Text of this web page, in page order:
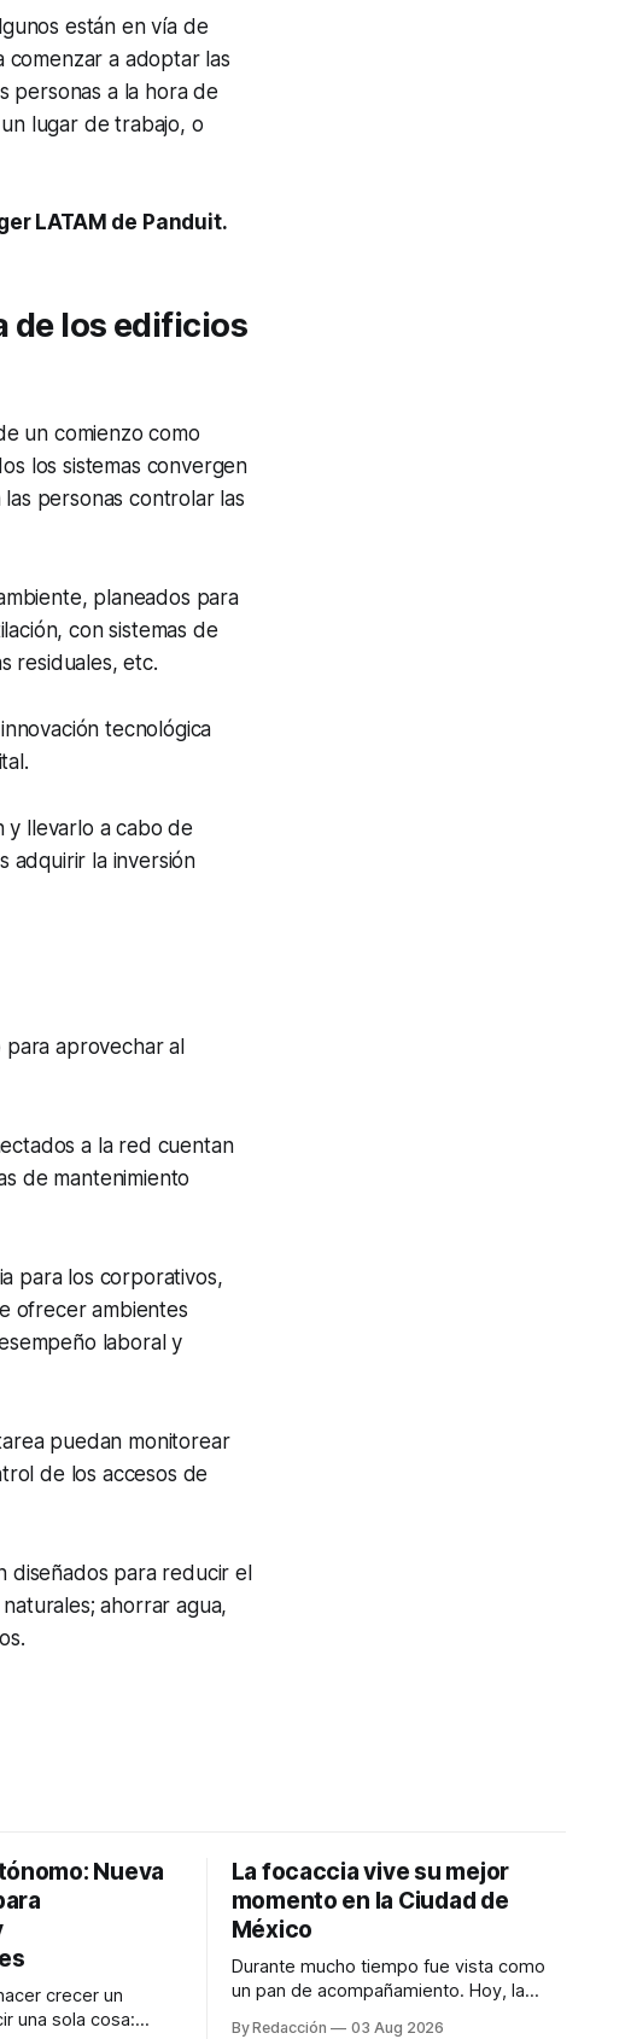
están en vía de
comenzar a adoptar las
personas a la hora de
lugar de trabajo, o
LATAM de Panduit.
de los edificios
un comienzo como
los sistemas convergen
personas controlar las
planeados para
con sistemas de
residuales, etc.
tecnológica
y llevarlo a cabo de
adquirir la inversión
aprovechar al
a la red cuentan
de mantenimiento
para los corporativos,
ofrecer ambientes
laboral y
puedan monitorear
de los accesos de
diseñados para reducir el
ahorrar agua,
Nueva
crecer un
una sola cosa:
La focaccia vive su mejor
momento en la Ciudad de
México
Durante mucho tiempo fue vista como
un pan de acompañamiento. Hoy, la
By Redacción 03 Aug 2026